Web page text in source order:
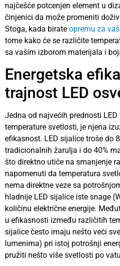
najčešće potcenjen element u
činjenici da može promeniti
Stoga, kada birate opremu za
tome kako će se različite
sa vašim izborom materijala i
Energetska
trajnost LED
Jedna od najvećih prednosti
temperature svetlosti, je njena
efikasnost. LED sijalice troše do
tradicionalnih žarulja i do 40%
što direktno utiče na smanjenje
napomenuti da temperatura
nema direktne veze sa
hladnije LED sijalice iste snage
količinu električne energije.
u efikasnosti između različitih
sijalice često imaju nešto veći
lumenima) pri istoj potrošnji
pružiti nešto više svetlosti po